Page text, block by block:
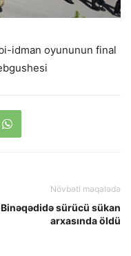
Növbəti məqalədə
Binəqədidə sürücü sükan
arxasında öldü